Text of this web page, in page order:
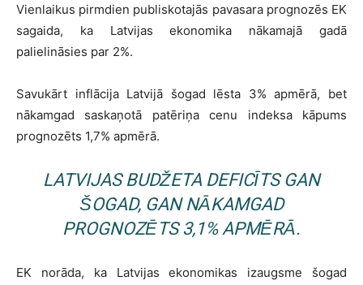
Vienlaikus pirmdien publiskotajās pavasara prognozēs EK
sagaida, ka Latvijas ekonomika nākamajā gadā
palielināsies par 2%.
Savukārt inflācija Latvijā šogad lēsta 3% apmērā, bet
nākamgad saskaņotā patēriņa cenu indeksa kāpums
prognozēts 1,7% apmērā.
LATVIJAS BUDŽETA DEFICĪTS GAN
ŠOGAD, GAN NĀKAMGAD
PROGNOZĒTS 3,1% APMĒRĀ.
EK norāda, ka Latvijas ekonomikas izaugsme šogad